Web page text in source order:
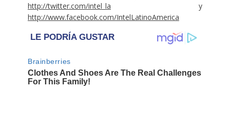
http://twitter.com/intel_la y
http://www.facebook.com/IntelLatinoAmerica